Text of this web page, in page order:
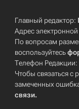
Главный редактор:
Адрес
По вопросам
воспользуйтесь
Телефон Редакции:
Чтобы связаться с
замеченных
связи.